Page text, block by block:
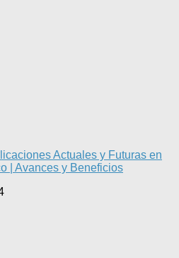
Actuales y Futuras en
| Avances y Beneficios